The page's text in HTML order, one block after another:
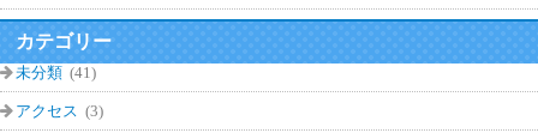
カテゴリー
未分類 (41)
アクセス (3)